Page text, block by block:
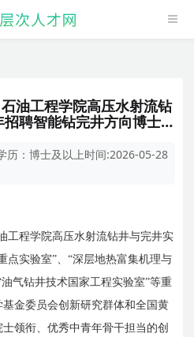
油工程学院高压水射流钻
聘智能钻完井方向博士
历：博士及以上时间:2026-05-28
工程学院高压水射流钻井与完井实
点实验室”、“深层地热富集机理与
气钻井技术国家工程实验室”等重
金委员会创新研究群体和全国黄
领衔、优秀中青年骨干担当的创